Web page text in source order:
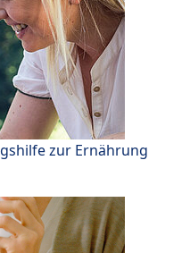
zur Ernährung